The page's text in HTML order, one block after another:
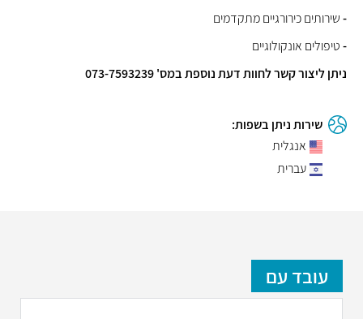
-שירותים כירורגיים מתקדמים
-טיפולים אונקולוגיים
ניתן ליצור קשר לחוות דעת נוספת במס' 073-7593239
שירות ניתן בשפות:
אנגלית
עברית
עובד עם